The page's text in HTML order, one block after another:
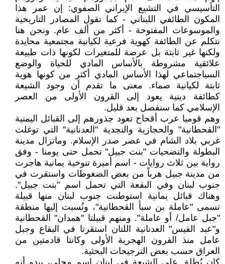
التأسيسي في التشيع الإيراني الصفوي: إن عمر هذا
المكون الطائفي اللبناني - كما تقول المصادر التاريخية
والموسوعات المفتوحة - أكثر من ألف عام. ونحن هنا
نتكلم عن الطائفة كهوية فرعية لكيانية مجتمعية محايدة
ولكنها غير ثابتة بل عرضة للمتغيرات لكونها ذات طبيعة
علائقية مشروطة بالأساس المادي للحياة والوضع
السياجتماعي لهذا الأساس المادي أكثر من كونها هوية
ثابتة لكيانية صماء. معنى ما تقدم أن وجود الشيعة
كطائفة دينية يعود إلى القرون الأولى من العصر
الإسلامي كما سنفصل بعد قليل.
وهم قوميا عرب أقحاح تعود جذورهم إلى القبائل اليمنية
"القحطانية" والحجازية والنجدية "العدنانية" التي توغلت
غربي بلاد الشام في عصر صدر الإسلام. وماتزال مدينة
البطولة والتضحيات "بنت جبيل" تحمل حتى يومنا - وفق
رواية بين ثلاث روايات - اسم أميرة تنوخية يمانية هاجرت
من مدينة جبيل هرباً من بعض الضغوطات واستقرت في
جنوب لبنان وفي البقعة التي تحمل اسم "بنت جبيل".
وهناك قبائل يمانية استوطنت جنوب لبنان منها قبيلة
تسمى "عاملة بن سبأ القحطانية"، ونُسبت إليها منطقة
"جبل عامل/ أو عاملة". ومنهم قبيلتا "همدان" القحطانية
و"عبد القيس" العدنانية اللتان استقرتا في البقاع وجبل
عامل منذ القرون الهجرية الأولى وكانتا قادمتين من
العراق حسب بعض الترجيحات البحثية.